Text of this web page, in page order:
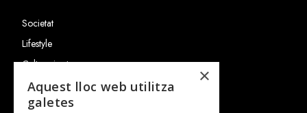
Societat
Lifestyle
Cultura i art
Entrevistes
Gastronomia
×
Aquest lloc web utilitza
galetes